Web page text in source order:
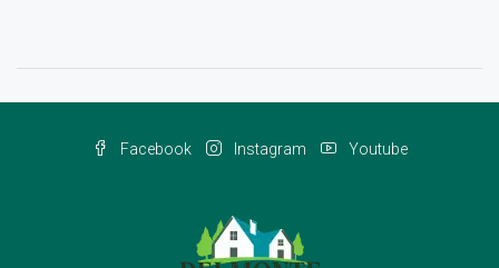
Facebook Instagram Youtube